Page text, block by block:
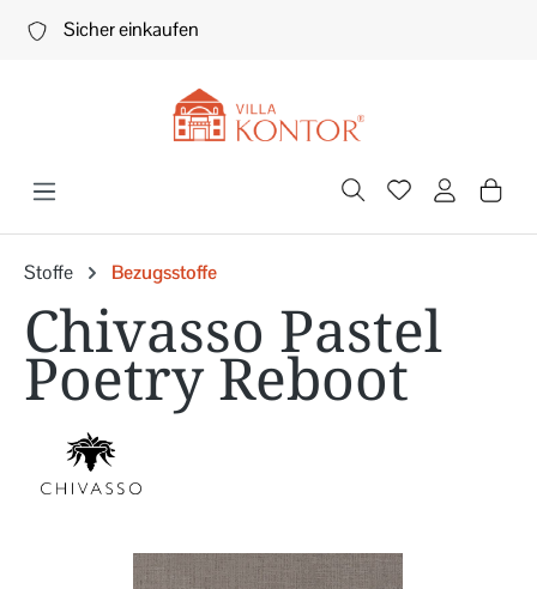
Zum Hauptinhalt springen
Sicher einkaufen
Stoffe Bezugsstoffe
Chivasso Pastel
Poetry Reboot
Bildergalerie überspringen